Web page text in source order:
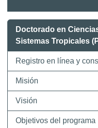
Doctorado en
Sistemas Tropicales
Registro en línea y
Misión
Visión
Objetivos del programa